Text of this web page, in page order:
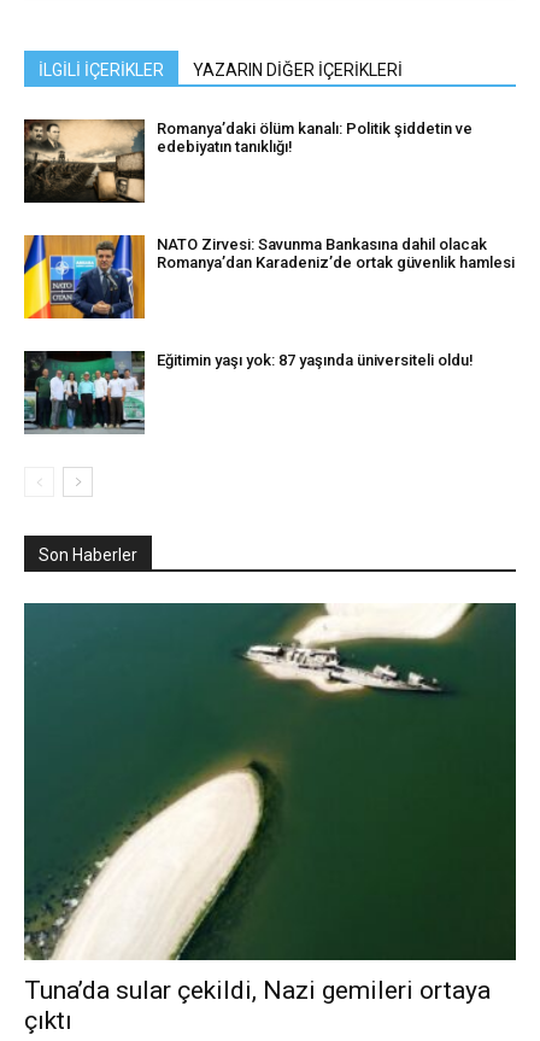
İLGİLİ İÇERİKLER YAZARIN DİĞER İÇERİKLERİ
Romanya’daki ölüm kanalı: Politik şiddetin ve
edebiyatın tanıklığı!
NATO Zirvesi: Savunma Bankasına dahil olacak
Romanya’dan Karadeniz’de ortak güvenlik hamlesi
Eğitimin yaşı yok: 87 yaşında üniversiteli oldu!
Son Haberler
Tuna’da sular çekildi, Nazi gemileri ortaya
çıktı